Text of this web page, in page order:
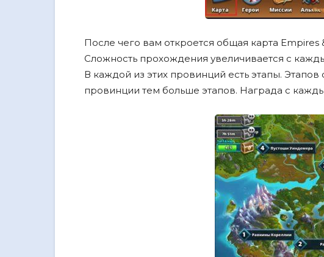
После чего вам откроется общая карта Empires
Сложность прохождения увеличивается с
В каждой из этих провинций есть этапы.
провинции тем больше этапов. Награда с